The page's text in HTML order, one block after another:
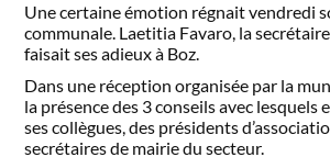
Une certaine émotion régnait vendredi
communale. Laetitia Favaro, la
faisait ses adieux à Boz.
Dans une réception organisée par la
la présence des 3 conseils avec lesquels
ses collègues, des présidents
secrétaires de mairie du secteur.